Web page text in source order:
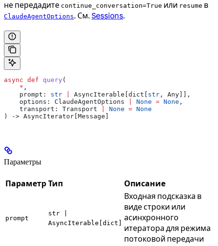
не передадите continue_conversation=True или resume в
ClaudeAgentOptions. См. Sessions.
async def query (
    *
,
    prompt
: str AsyncIterable[dict[ str , Any]],
    options
: ClaudeAgentOptions None = None ,
    transport
: Transport None = None
) -> AsyncIterator[Message]
Параметры
Параметр Тип Описание
prompt
str |
AsyncIterable[dict]
Входная подсказка в
виде строки или
асинхронного
итератора для режима
потоковой передачи